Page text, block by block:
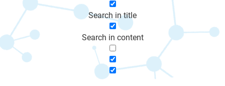
Search in title
Search in content